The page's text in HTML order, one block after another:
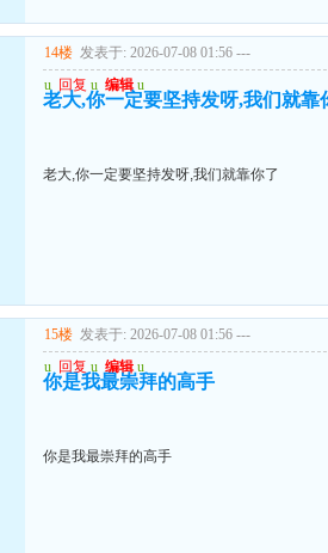
14楼 发表于: 2026-07-08 01:56 ---
u 回复 u 编辑 u
老大,你一定要坚持发呀,我们就靠
老大,你一定要坚持发呀,我们就靠你了
15楼 发表于: 2026-07-08 01:56 ---
u 回复 u 编辑 u
你是我最崇拜的高手
你是我最崇拜的高手